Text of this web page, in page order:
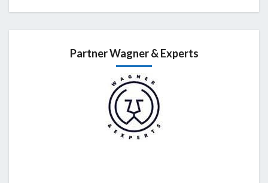
Partner Wagner & Experts